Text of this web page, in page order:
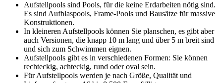
Aufstellpools sind Pools, für die keine Erdarbeiten nötig sind.
Es sind Aufblaspools, Frame-Pools und Bausätze für massive
Konstruktionen.
In kleineren Aufstellpools können Sie planschen, es gibt aber
auch Versionen, die knapp 10 m lang und über 5 m breit sind
und sich zum Schwimmen eignen.
Aufstellpools gibt es in verschiedenen Formen: Sie können
rechteckig, achteckig, rund oder oval sein.
Für Aufstellpools werden je nach Größe, Qualität und